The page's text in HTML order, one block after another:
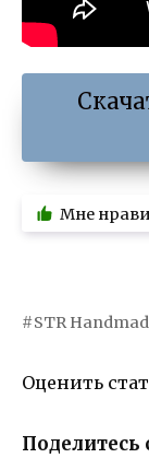
Мне
STR
Оценить
Поделитесь